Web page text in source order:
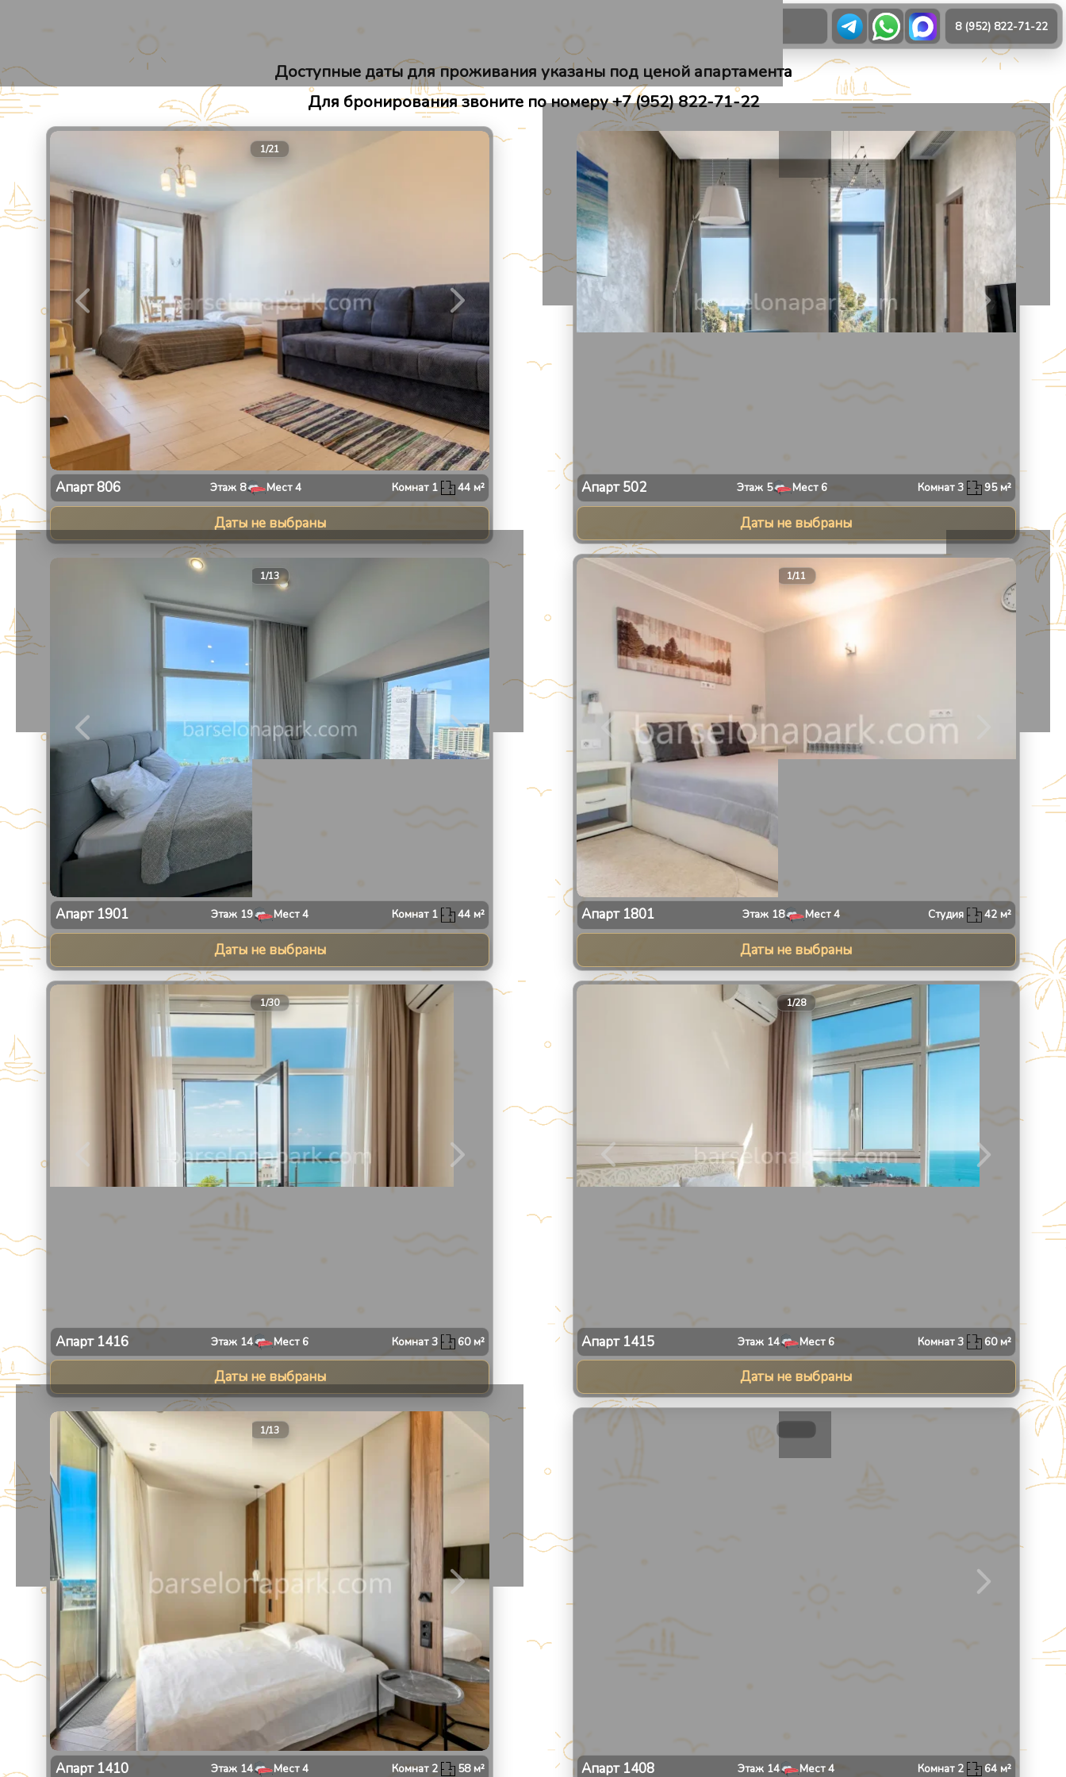
8 (952) 822-71-22
Доступные даты для проживания указаны под ценой апартамента
Для бронирования звоните по номеру +7 (952) 822-71-22
1/21
Апарт806 Этаж 8 Мест4 Комнат 1 44 м²
Даты не выбраны
Апарт502 Этаж 5 Мест 6 Комнат3 95м²
Даты не выбраны
1/13
Апарт 1901 Этаж 19 Мест4 Комнат 1 44 м²
Даты не выбраны
1/11
Апарт 1801 Этаж 18 Мест4 Студия 42м²
Даты не выбраны
1/30
Апарт 1416 Этаж 14 Мест 6 Комнат3 60м²
Даты не выбраны
1/28
Апарт 1415 Этаж 14 Мест 6 Комнат3 60м²
Даты не выбраны
1/13
Апарт 1410 Этаж 14 Мест4 Комнат 2 58м² Апарт 1408 Этаж 14 Мест4 Комнат 2 64м²